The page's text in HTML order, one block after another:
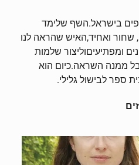
בישראל.השף שלימד
שחור ואחיד,האיש שהראה לנו
ומפתיעיםוליצור שלמות
ממנה השראה.כיום הוא
ספר לבישול גלילי.